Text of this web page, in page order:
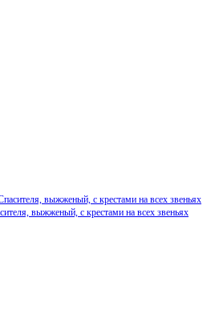
выжженый, с крестами на всех звеньях